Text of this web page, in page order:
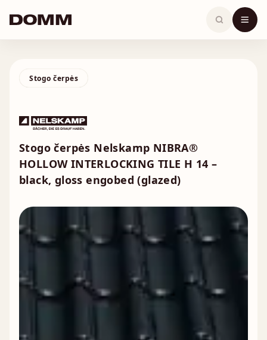
content
Stogo čerpės
Stogo čerpės Nelskamp NIBRA®
HOLLOW INTERLOCKING TILE H 14 –
black, gloss engobed (glazed)